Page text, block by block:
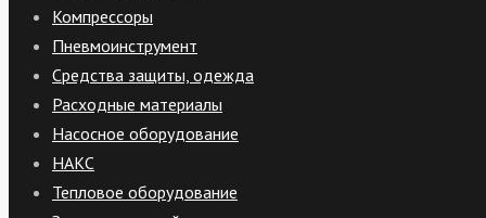
Компрессоры
Пневмоинструмент
Средства защиты, одежда
Расходные материалы
Насосное оборудование
НАКС
Тепловое оборудование